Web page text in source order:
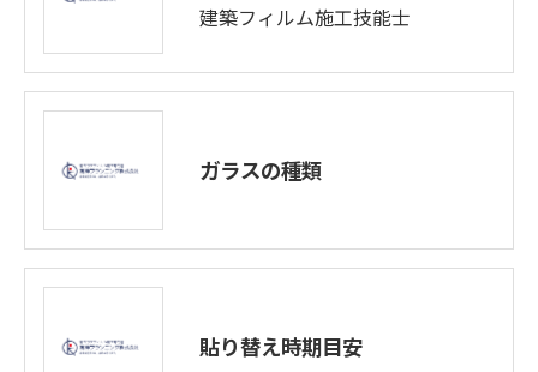
建築フィルム施工技能士
ガラスの種類
貼り替え時期目安